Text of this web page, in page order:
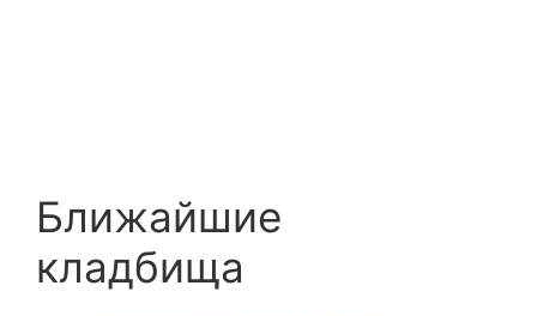
Ближайшие
кладбища